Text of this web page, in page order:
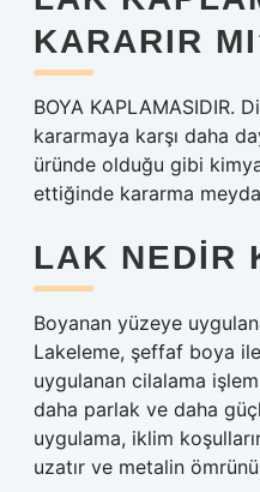
KARARIR
BOYA KAPLAMASIDIR.
kararmaya karşı daha
üründe olduğu gibi
ettiğinde kararma
LAK NEDIR
Boyanan yüzeye
Lakeleme, şeffaf boya
uygulanan cilalama
daha parlak ve daha
uygulama, iklim
uzatır ve metalin